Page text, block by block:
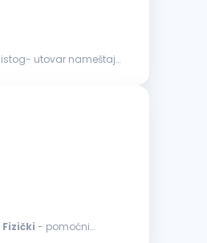
utovar nameštaja
Fizički - pomoćni